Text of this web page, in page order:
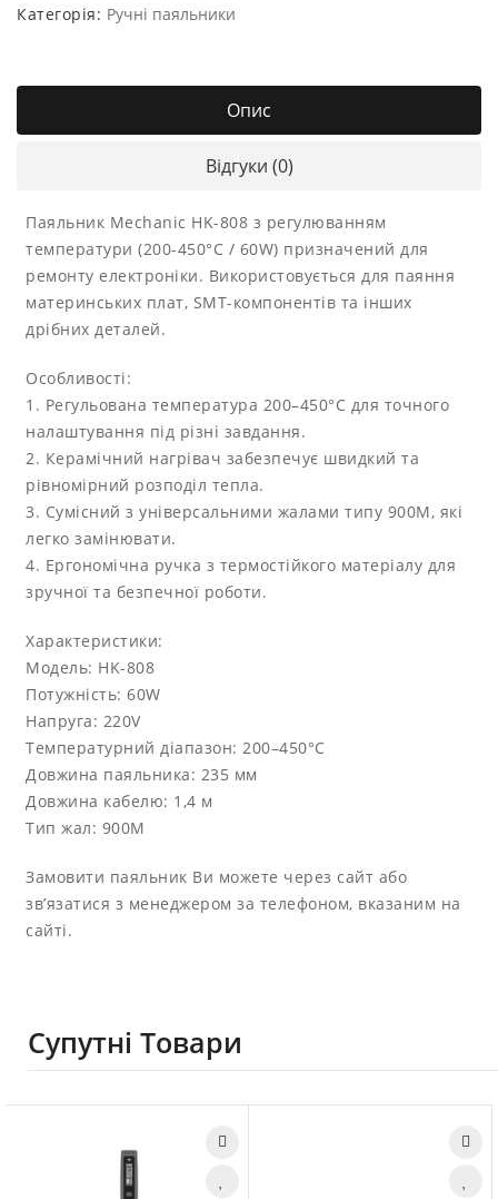
Категорія: Ручні паяльники
Опис
Відгуки (0)
Паяльник Mechanic HK-808 з регулюванням
температури (200-450°C / 60W) призначений для
ремонту електроніки. Використовується для паяння
материнських плат, SMT-компонентів та інших
дрібних деталей.
Особливості:
1. Регульована температура 200–450°C для точного
налаштування під різні завдання.
2. Керамічний нагрівач забезпечує швидкий та
рівномірний розподіл тепла.
3. Сумісний з універсальними жалами типу 900M, які
легко замінювати.
4. Ергономічна ручка з термостійкого матеріалу для
зручної та безпечної роботи.
Характеристики:
Модель: HK-808
Потужність: 60W
Напруга: 220V
Температурний діапазон: 200–450°C
Довжина паяльника: 235 мм
Довжина кабелю: 1,4 м
Тип жал: 900M
Замовити паяльник Ви можете через сайт або
зв’язатися з менеджером за телефоном, вказаним на
сайті.
Супутні Товари